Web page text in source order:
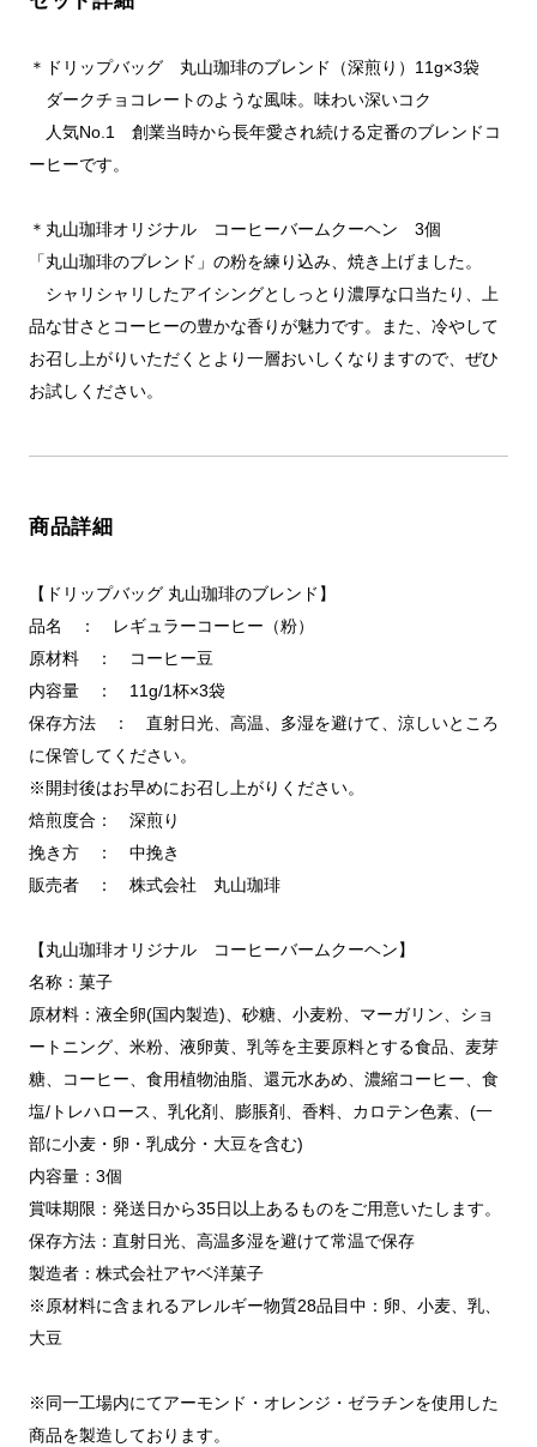
＊ドリップバッグ 丸山珈琲のブレンド（深煎り）11g×3袋
ダークチョコレートのような風味。味わい深いコク
人気No.1 創業当時から長年愛され続ける定番のブレンドコ
ーヒーです。
＊丸山珈琲オリジナル コーヒーバームクーヘン 3個
「丸山珈琲のブレンド」の粉を練り込み、焼き上げました。
シャリシャリしたアイシングとしっとり濃厚な口当たり、上
品な甘さとコーヒーの豊かな香りが魅力です。また、冷やして
お召し上がりいただくとより一層おいしくなりますので、ぜひ
お試しください。
商品詳細
【ドリップバッグ 丸山珈琲のブレンド】
品名 ： レギュラーコーヒー（粉）
原材料 ： コーヒー豆
内容量 ： 11g/1杯×3袋
保存方法 ： 直射日光、高温、多湿を避けて、涼しいところ
に保管してください。
※開封後はお早めにお召し上がりください。
焙煎度合： 深煎り
挽き方 ： 中挽き
販売者 ： 株式会社 丸山珈琲
【丸山珈琲オリジナル コーヒーバームクーヘン】
名称：菓子
原材料：液全卵(国内製造)、砂糖、小麦粉、マーガリン、ショ
ートニング、米粉、液卵黄、乳等を主要原料とする食品、麦芽
糖、コーヒー、食用植物油脂、還元水あめ、濃縮コーヒー、食
塩/トレハロース、乳化剤、膨脹剤、香料、カロテン色素、(一
部に小麦・卵・乳成分・大豆を含む)
内容量：3個
賞味期限：発送日から35日以上あるものをご用意いたします。
保存方法：直射日光、高温多湿を避けて常温で保存
製造者：株式会社アヤベ洋菓子
※原材料に含まれるアレルギー物質28品目中：卵、小麦、乳、
大豆
※同一工場内にてアーモンド・オレンジ・ゼラチンを使用した
商品を製造しております。